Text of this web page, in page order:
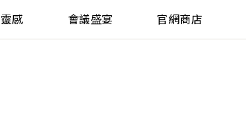
靈感 會議盛宴 官網商店